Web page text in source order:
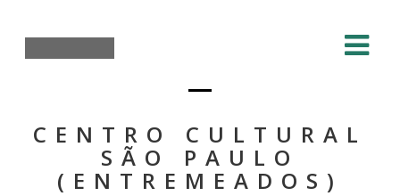
CENTRO CULTURAL
SÃO PAULO
(ENTREMEADOS)